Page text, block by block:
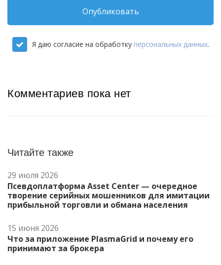
Опубликовать
Я даю согласие на обработку персональных данных.
Комментариев пока нет
Читайте также
29 июля 2026
Псевдоплатформа Asset Center — очередное
творение серийных мошенников для имитации
прибыльной торговли и обмана населения
15 июня 2026
Что за приложение PlasmaGrid и почему его
принимают за брокера